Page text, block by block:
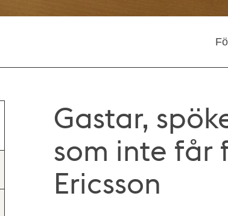
Gastar,
som inte får
Ericsson